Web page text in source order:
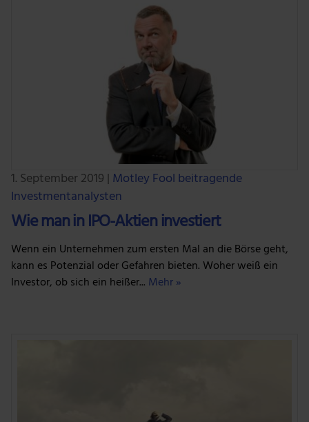
1. September 2019 | Motley Fool beitragende
Investmentanalysten
Wie man in IPO-Aktien investiert
Wenn ein Unternehmen zum ersten Mal an die Börse geht,
kann es Potenzial oder Gefahren bieten. Woher weiß ein
Investor, ob sich ein heißer... Mehr »